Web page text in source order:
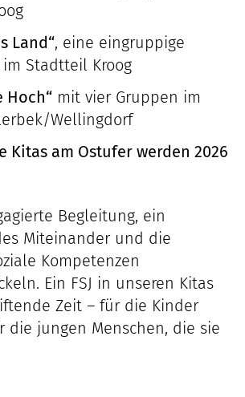
Land“, eine eingruppige
Stadtteil Kroog
Hoch“ mit vier Gruppen im
Wellingdorf
Kitas am Ostufer werden 2026
Begleitung, ein
Miteinander und die
Kompetenzen
Ein FSJ in unseren Kitas
Zeit – für die Kinder
die jungen Menschen, die sie